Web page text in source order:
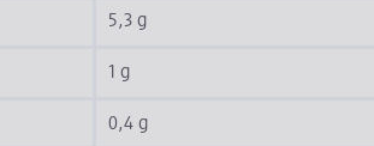
5,3 g
1 g
0,4 g